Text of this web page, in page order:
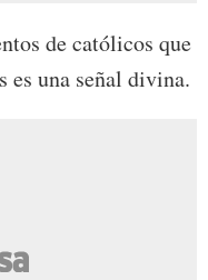
de católicos que
es una señal divina.